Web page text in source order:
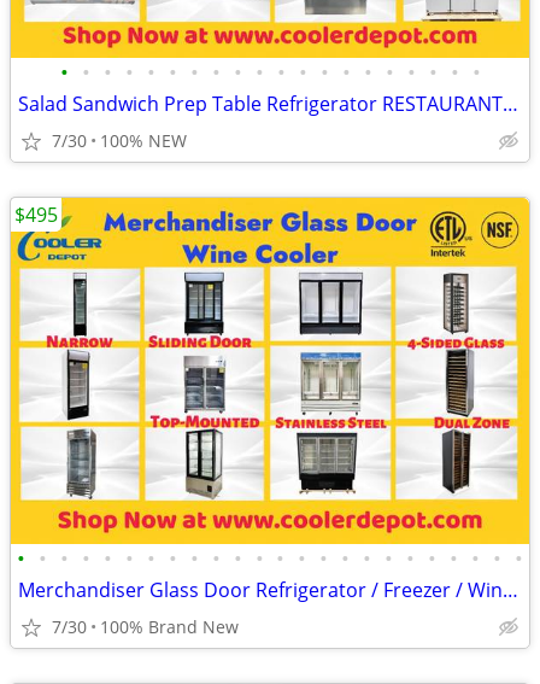
• • • • • • • • • • • • • • • • • • • •
Salad Sandwich Prep Table Refrigerator RESTAURANT EQUIPMENT
7/30 100% NEW
• • • • • • • • • • • • • • • • • • • • • • • •
Merchandiser Glass Door Refrigerator / Freezer / Wine Cooler
7/30 100% Brand New
$495